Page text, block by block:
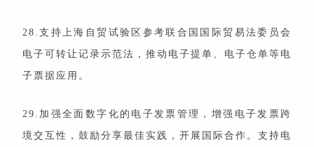
28.支持上海自贸试验区参考联合国国际贸易法委员会
电子可转让记录示范法，推动电子提单、电子仓单等电
子票据应用。
29.加强全面数字化的电子发票管理，增强电子发票跨
境交互性，鼓励分享最佳实践，开展国际合作。支持电